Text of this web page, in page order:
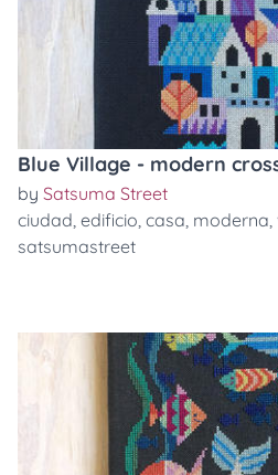
Blue Village - modern
by Satsuma Street
ciudad, edificio, casa, moderna,
satsumastreet